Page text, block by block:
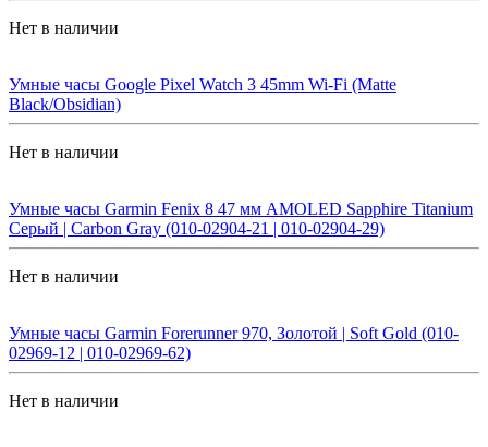
Нет в наличии
Умные часы Google Pixel Watch 3 45mm Wi-Fi (Matte
Black/Obsidian)
Нет в наличии
Умные часы Garmin Fenix 8 47 мм AMOLED Sapphire Titanium
Серый | Carbon Gray (010-02904-21 | 010-02904-29)
Нет в наличии
Умные часы Garmin Forerunner 970, Золотой | Soft Gold (010-
02969-12 | 010-02969-62)
Нет в наличии